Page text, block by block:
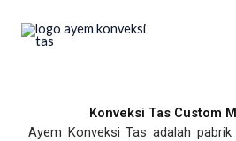
Konveksi Tas Custom
Ayem Konveksi Tas adalah